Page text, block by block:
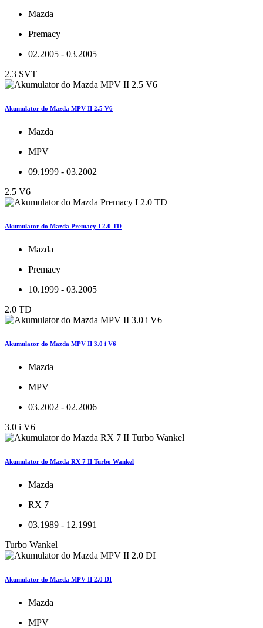
Mazda
Premacy
02.2005 - 03.2005
2.3 SVT
Akumulator do Mazda MPV II 2.5 V6
Mazda
MPV
09.1999 - 03.2002
2.5 V6
Akumulator do Mazda Premacy I 2.0 TD
Mazda
Premacy
10.1999 - 03.2005
2.0 TD
Akumulator do Mazda MPV II 3.0 i V6
Mazda
MPV
03.2002 - 02.2006
3.0 i V6
Akumulator do Mazda RX 7 II Turbo Wankel
Mazda
RX 7
03.1989 - 12.1991
Turbo Wankel
Akumulator do Mazda MPV II 2.0 DI
Mazda
MPV